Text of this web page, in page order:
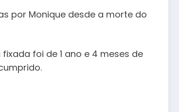
por Monique desde a morte do
foi de 1 ano e 4 meses de